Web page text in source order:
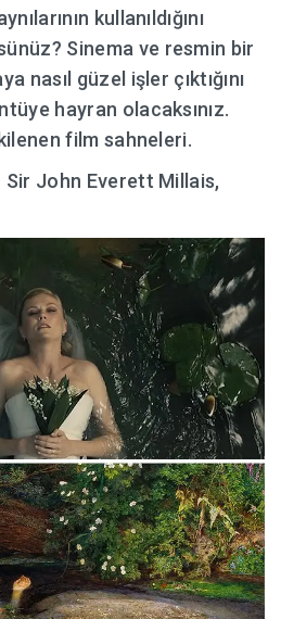
kullanıldığını
Sinema ve resmin bir
nasıl güzel işler çıktığını
hayran olacaksınız.
film sahneleri.
John Everett Millais,